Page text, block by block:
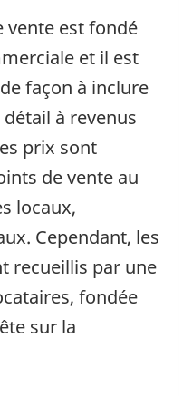
vente est fondé
et il est
façon à inclure
à revenus
prix sont
de vente au
locaux,
Cependant, les
recueillis par une
fondée
sur la